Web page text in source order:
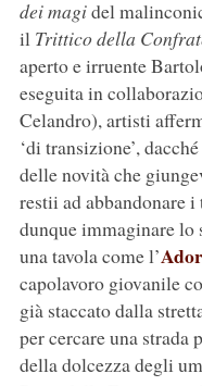
dei magidel
il Trittico della
aperto e irruente
eseguita in
Celandro), artisti
‘di transizione’,
delle novità che
restii ad abbandonare
dunque immaginare lo
una tavola come l’
capolavoro giovanile
già staccato dalla
per cercare una strada
della dolcezza degli